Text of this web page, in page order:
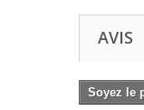
AVIS
Soyez le